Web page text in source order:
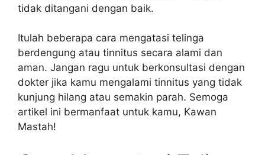
tidak ditangani dengan baik.
Itulah beberapa cara mengatasi telinga
berdengung atau tinnitus secara alami dan
aman. Jangan ragu untuk berkonsultasi dengan
dokter jika kamu mengalami tinnitus yang tidak
kunjung hilang atau semakin parah. Semoga
artikel ini bermanfaat untuk kamu, Kawan
Mastah!